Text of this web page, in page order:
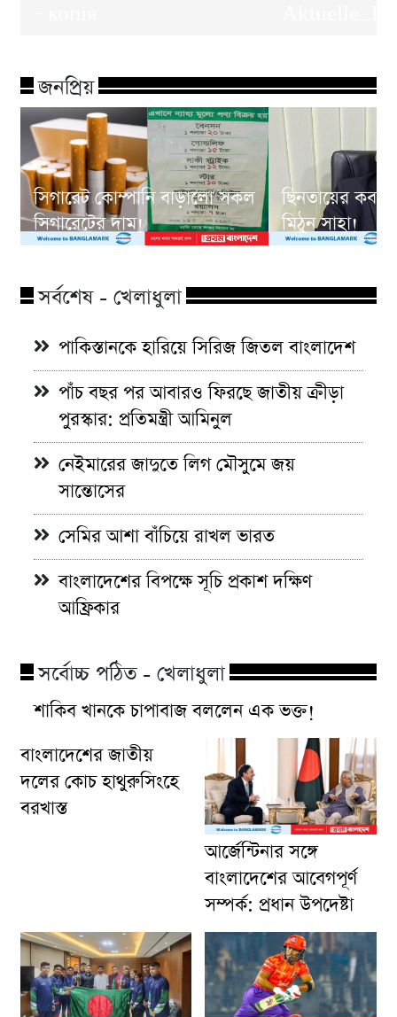
জনপ্রিয়
সিগারেট কোম্পানি বাড়ালো সকল
সিগারেটের দাম!
ছিনতায়ের
মিঠুন সাহা!
সর্বশেষ - খেলাধুলা
পাকিস্তানকে হারিয়ে সিরিজ জিতল বাংলাদেশ
পাঁচ বছর পর আবারও ফিরছে জাতীয় ক্রীড়া
পুরস্কার: প্রতিমন্ত্রী আমিনুল
নেইমারের জাদুতে লিগ মৌসুমে জয়
সান্তোসের
সেমির আশা বাঁচিয়ে রাখল ভারত
বাংলাদেশের বিপক্ষে সূচি প্রকাশ দক্ষিণ
আফ্রিকার
সর্বোচ্চ পঠিত - খেলাধুলা
শাকিব খানকে চাপাবাজ বললেন এক ভক্ত!
বাংলাদেশের জাতীয়
দলের কোচ হাথুরুসিংহে
বরখাস্ত
আর্জেন্টিনার সঙ্গে
বাংলাদেশের আবেগপূর্ণ
সম্পর্ক: প্রধান উপদেষ্টা